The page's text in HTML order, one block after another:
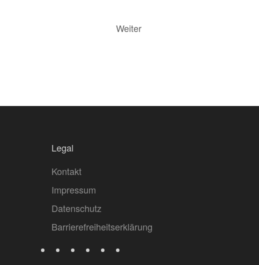
Weiter
Legal
Kontakt
Impressum
Datenschutz
Barrierefreiheitserklärung